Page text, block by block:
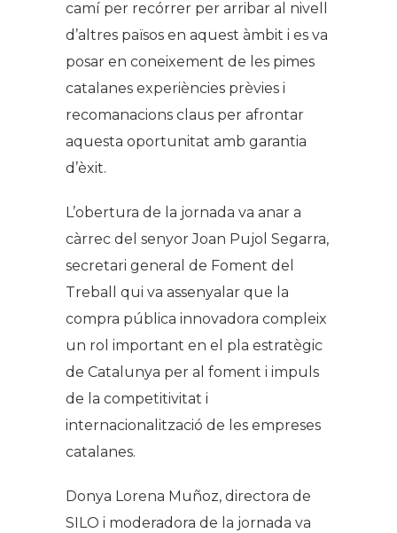
camí per recórrer per arribar al nivell
d’altres països en aquest àmbit i es va
posar en coneixement de les pimes
catalanes experiències prèvies i
recomanacions claus per afrontar
aquesta oportunitat amb garantia
d’èxit.
L’obertura de la jornada va anar a
càrrec del senyor Joan Pujol Segarra,
secretari general de Foment del
Treball qui va assenyalar que la
compra pública innovadora compleix
un rol important en el pla estratègic
de Catalunya per al foment i impuls
de la competitivitat i
internacionalització de les empreses
catalanes.
Donya Lorena Muñoz, directora de
SILO i moderadora de la jornada va